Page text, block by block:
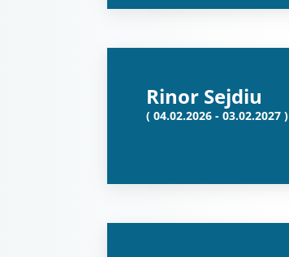
Rinor Sejdiu
( 04.02.2026 - 03.02.2027 )